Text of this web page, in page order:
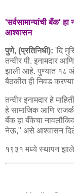
'सर्वसामान्यांची बँक'
आश्वासन
पुणे, (प्रतिनिधी): 'दि
तन्वीर पी. इनामदार
झाली आहे. पुण्यात १८
बैठकीत ही निवड
तन्वीर इनामदार हे
हे सामाजिक आणि
बँक हा बँकेचा
नेऊ," असे आश्वासन
१९३१ मध्ये स्थापन